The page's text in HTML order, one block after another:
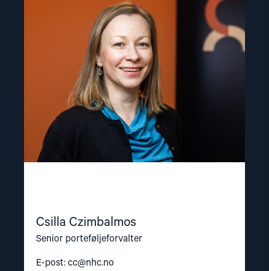
Csilla Czimbalmos
Senior porteføljeforvalter
E-post: cc@nhc.no
article
"Csilla
Czimbalmos"